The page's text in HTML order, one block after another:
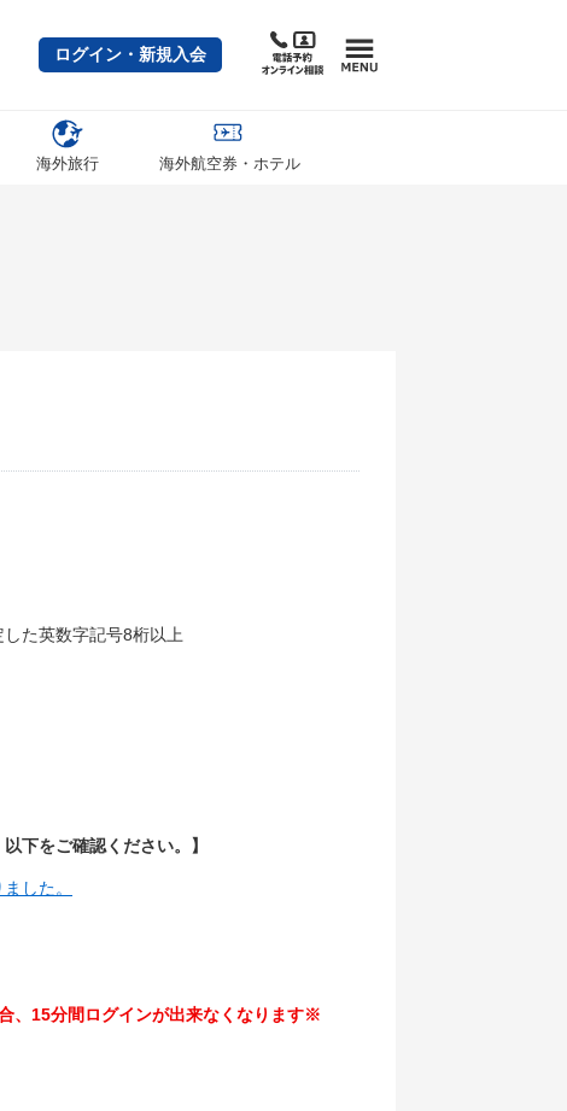
ログイン・新規入会
海外旅行 海外航空券・ホテル
た英数字記号8桁以上
下をご確認ください。】
した。
、15分間ログインが出来なくなります※